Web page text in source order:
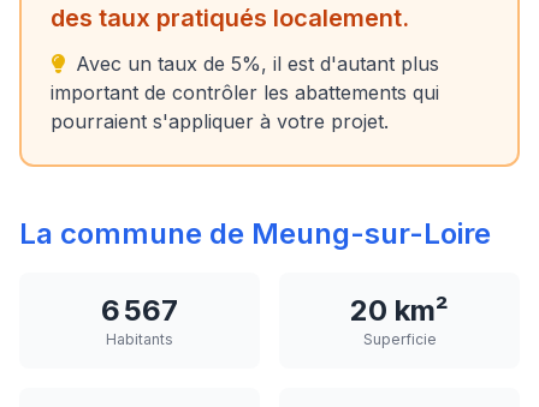
des taux pratiqués localement.
Avec un taux de 5%, il est d'autant plus
important de contrôler les abattements qui
pourraient s'appliquer à votre projet.
La commune de Meung-sur-Loire
6 567
Habitants
20 km²
Superficie